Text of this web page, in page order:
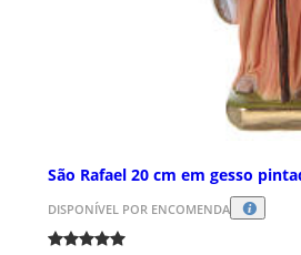
São Rafael 20 cm em gesso
DISPONÍVEL POR ENCOMENDA